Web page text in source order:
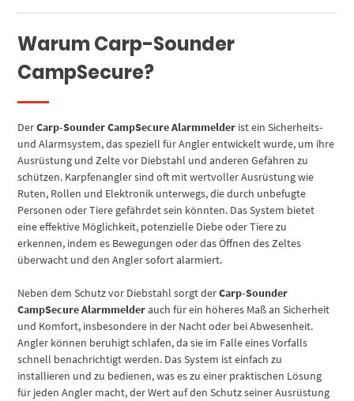
Warum Carp-Sounder
CampSecure?
DerCarp-Sounder CampSecure Alarmmelder ist ein Sicherheits-
und Alarmsystem, das speziell für Angler entwickelt wurde, um ihre
Ausrüstung und Zelte vor Diebstahl und anderen Gefahren zu
schützen. Karpfenangler sind oft mit wertvoller Ausrüstung wie
Ruten, Rollen und Elektronik unterwegs, die durch unbefugte
Personen oder Tiere gefährdet sein könnten. Das System bietet
eine effektive Möglichkeit, potenzielle Diebe oder Tiere zu
erkennen, indem es Bewegungen oder das Öffnen des Zeltes
überwacht und den Angler sofort alarmiert.
Neben dem Schutz vor Diebstahl sorgt derCarp-Sounder
CampSecure Alarmmelderauch für ein höheres Maß an Sicherheit
und Komfort, insbesondere in der Nacht oder bei Abwesenheit.
Angler können beruhigt schlafen, da sie im Falle eines Vorfalls
schnell benachrichtigt werden. Das System ist einfach zu
installieren und zu bedienen, was es zu einer praktischen Lösung
für jeden Angler macht, der Wert auf den Schutz seiner Ausrüstung